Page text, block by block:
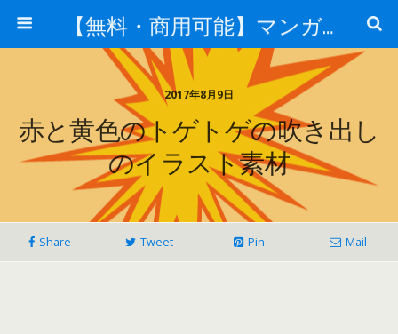
【無料・商用可能】マンガ素材 イラレ用epsとpng画像素材集
2017年8月9日
赤と黄色のトゲトゲの吹き出し
のイラスト素材
Share Tweet Pin Mail